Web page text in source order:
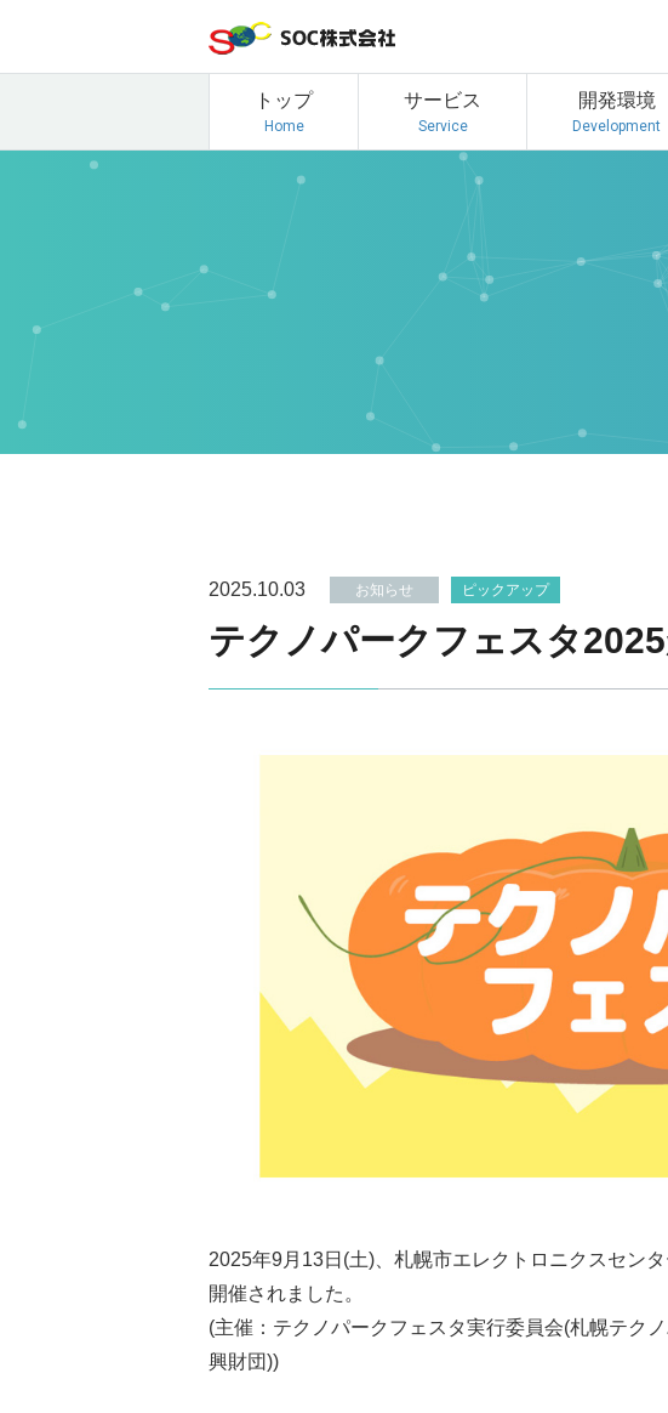
トップ
Home
サービス
Service
開発環境
Development
2025.10.03 お知らせ ピックアップ
テクノパークフェスタ
2025年9月13日(土)、札幌市エレクトロニクスセン
開催されました。
(主催：テクノパークフェスタ実行委員会(札幌テク
興財団))